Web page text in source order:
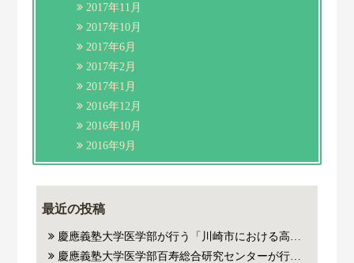
2017年11月
2017年10月
2017年6月
2017年2月
2017年1月
2016年12月
2016年10月
2016年9月
最近の投稿
慶應義塾大学医学部が行う「川崎市における高齢者の健康と暮らし方に関する学術調査」にご参加いただいた方
慶應義塾大学医学部百寿総合研究センターが行う百寿者・超百寿者研究にご参加いただいたご本人およびご家族の皆様の血液から抽出した遺伝子(DNA)やリボ核酸（RNA）を用いた医学系研究に対するご協力のお願い